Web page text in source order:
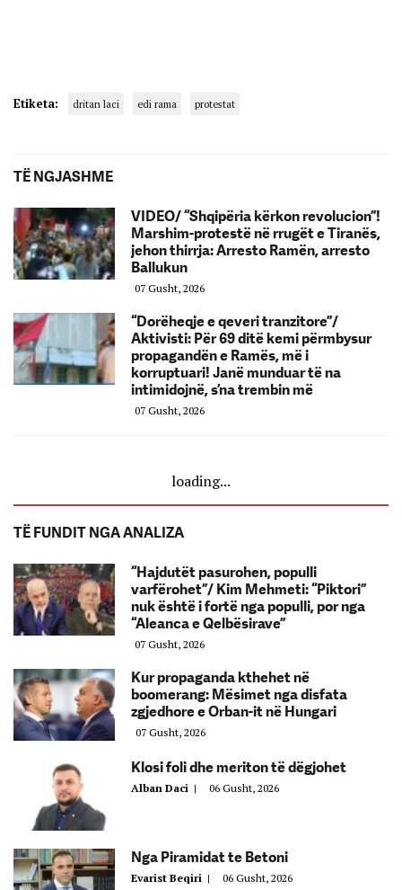
Etiketa: dritan laci edi rama protestat
TË NGJASHME
VIDEO/ “Shqipëria kërkon revolucion”!
Marshim-protestë në rrugët e Tiranës,
jehon thirrja: Arresto Ramën, arresto
Ballukun
07 Gusht, 2026
“Dorëheqje e qeveri tranzitore”/
Aktivisti: Për 69 ditë kemi përmbysur
propagandën e Ramës, më i
korruptuari! Janë munduar të na
intimidojnë, s’na trembin më
07 Gusht, 2026
loading...
TË FUNDIT NGA ANALIZA
“Hajdutët pasurohen, populli
varfërohet”/ Kim Mehmeti: “Piktori”
nuk është i fortë nga populli, por nga
“Aleanca e Qelbësirave”
07 Gusht, 2026
Kur propaganda kthehet në
boomerang: Mësimet nga disfata
zgjedhore e Orban-it në Hungari
07 Gusht, 2026
Klosi foli dhe meriton të dëgjohet
Alban Daci | 06 Gusht, 2026
Nga Piramidat te Betoni
Evarist Beqiri | 06 Gusht, 2026